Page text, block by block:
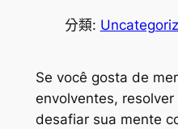
分類:
Se você gosta de
envolventes,
desafiar sua mente